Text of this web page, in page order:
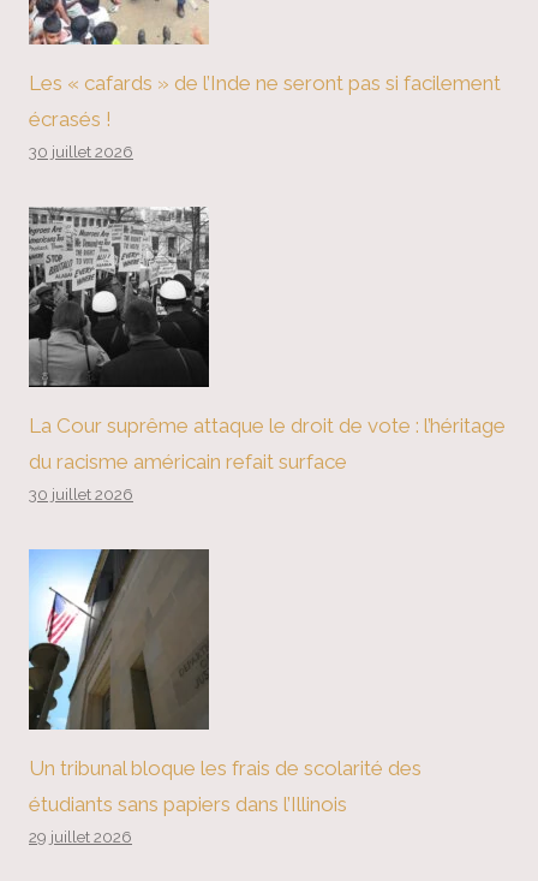
Les « cafards » de l’Inde ne seront pas si facilement
écrasés !
30 juillet 2026
La Cour suprême attaque le droit de vote : l’héritage
du racisme américain refait surface
30 juillet 2026
Un tribunal bloque les frais de scolarité des
étudiants sans papiers dans l’Illinois
29 juillet 2026